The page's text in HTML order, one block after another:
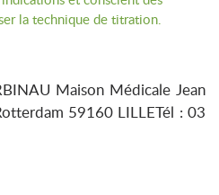
la technique de titration.
Maison Médicale Jean
59160 LILLETél : 03